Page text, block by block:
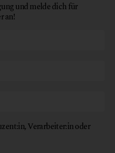
und melde dich für
an!
Verarbeiter:in oder